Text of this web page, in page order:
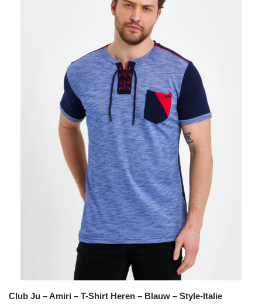
Club Ju – Amiri – T-Shirt Heren – Blauw – Style-Italie